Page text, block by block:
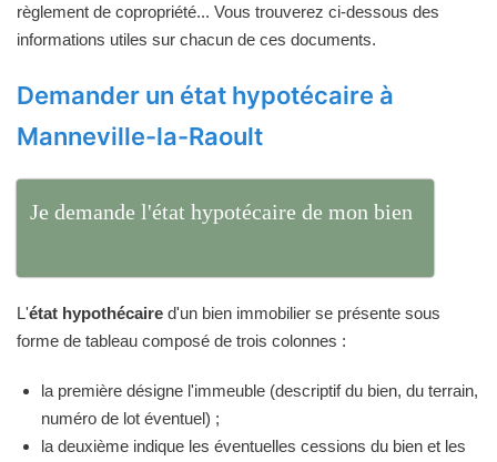
règlement de copropriété... Vous trouverez ci-dessous des
informations utiles sur chacun de ces documents.
Demander un état hypotécaire à
Manneville-la-Raoult
Je demande l'état hypotécaire de mon bien
L'état hypothécaire d'un bien immobilier se présente sous
forme de tableau composé de trois colonnes :
la première désigne l'immeuble (descriptif du bien, du terrain,
numéro de lot éventuel) ;
la deuxième indique les éventuelles cessions du bien et les